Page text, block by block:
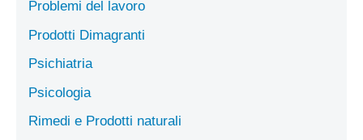
Problemi del lavoro
Prodotti Dimagranti
Psichiatria
Psicologia
Rimedi e Prodotti naturali